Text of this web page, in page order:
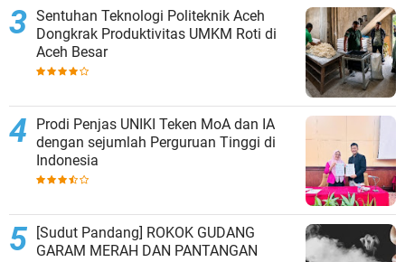
Sentuhan Teknologi Politeknik Aceh
Dongkrak Produktivitas UMKM Roti di
Aceh Besar
Prodi Penjas UNIKI Teken MoA dan IA
dengan sejumlah Perguruan Tinggi di
Indonesia
[Sudut Pandang] ROKOK GUDANG
GARAM MERAH DAN PANTANGAN